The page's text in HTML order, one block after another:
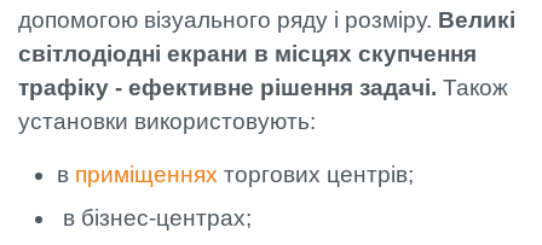
допомогою візуального ряду і розміру. Великі
світлодіодні екрани в місцях скупчення
трафіку - ефективне рішення задачі. Також
установки використовують:
в приміщеннях торгових центрів;
в бізнес-центрах;